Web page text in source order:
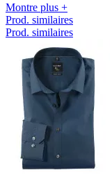
Montre plus +
Prod. similaires
Prod. similaires